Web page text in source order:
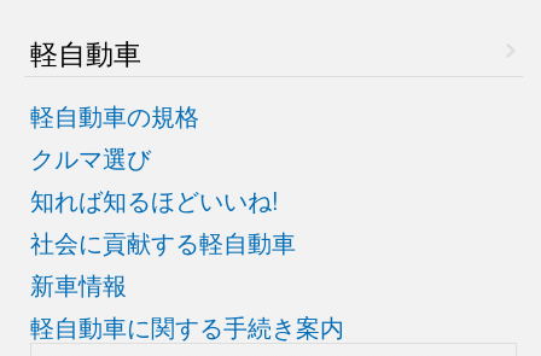
軽自動車
軽自動車の規格
クルマ選び
知れば知るほどいいね!
社会に貢献する軽自動車
新車情報
軽自動車に関する手続き案内